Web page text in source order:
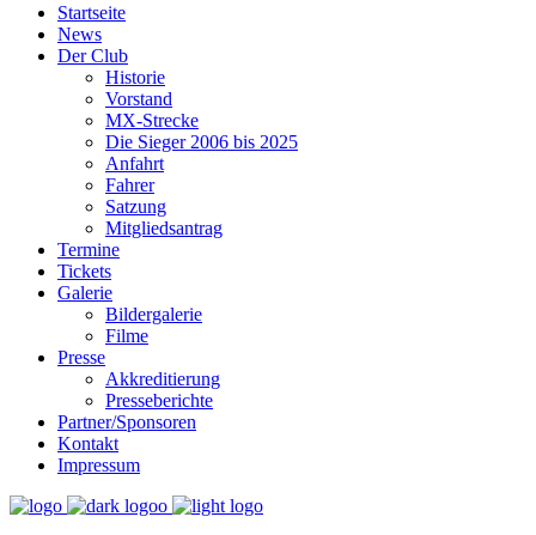
Startseite
News
Der Club
Historie
Vorstand
MX-Strecke
Die Sieger 2006 bis 2025
Anfahrt
Fahrer
Satzung
Mitgliedsantrag
Termine
Tickets
Galerie
Bildergalerie
Filme
Presse
Akkreditierung
Presseberichte
Partner/Sponsoren
Kontakt
Impressum